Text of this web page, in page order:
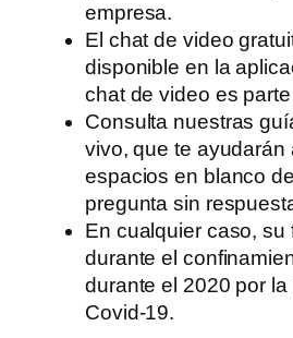
empresa.
El chat de video
disponible en la
chat de video es
Consulta nuestras
vivo, que te ayudarán
espacios en blanco
pregunta sin
En cualquier caso, su
durante el
durante el 2020 por la
Covid-19.